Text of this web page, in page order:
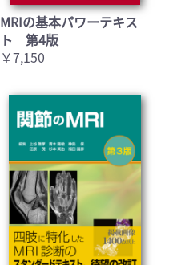
MRIの基本パワーテキス
ト 第4版
￥7,150